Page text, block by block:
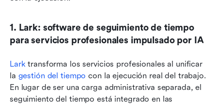
1. Lark: software de seguimiento de tiempo
para servicios profesionales impulsado por IA
Lark transforma los servicios profesionales al unificar
la gestión del tiempo con la ejecución real del trabajo.
En lugar de ser una carga administrativa separada, el
seguimiento del tiempo está integrado en las